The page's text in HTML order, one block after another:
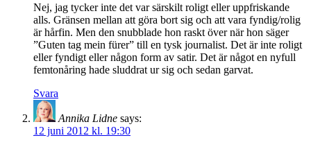
Nej, jag tycker inte det var särskilt roligt eller uppfriskande
alls. Gränsen mellan att göra bort sig och att vara fyndig/rolig
är hårfin. Men den snubblade hon raskt över när hon säger
”Guten tag mein fürer” till en tysk journalist. Det är inte roligt
eller fyndigt eller någon form av satir. Det är något en nyfull
femtonåring hade sluddrat ur sig och sedan garvat.
Svara
Annika Lidne says:
12 juni 2012 kl. 19:30